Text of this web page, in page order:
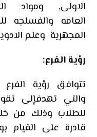
الاولى, ومواد
العامه والفسلجه
المجهرية وعلم
رؤية الفرع:
تتوافق رؤية
والتي تهدفإلى
للطلاب وذلك من
قادرة على القيام